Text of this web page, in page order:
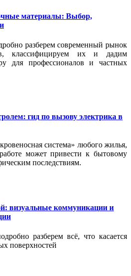
материалы: Выбор,
разберем современный рынок
классифицируем их и дадим
для профессионалов и частных
гид по вызову электрика в
система» любого жилья,
может привести к бытовому
последствиям.
визуальные коммуникации и
разберем всё, что касается
поверхностей